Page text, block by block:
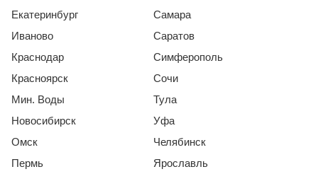
Екатеринбург
Иваново
Краснодар
Красноярск
Мин. Воды
Новосибирск
Омск
Пермь
Самара
Саратов
Симферополь
Сочи
Тула
Уфа
Челябинск
Ярославль